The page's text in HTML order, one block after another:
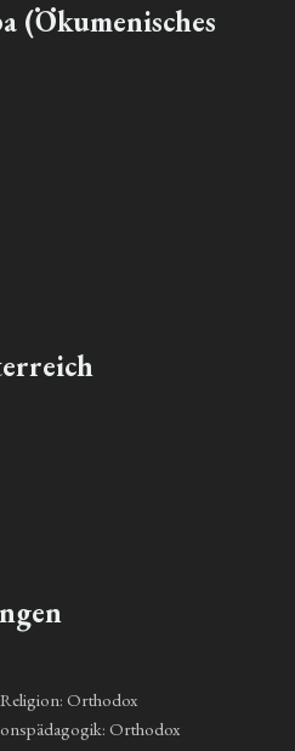
(Ökumenisches
Orthodox
Orthodox